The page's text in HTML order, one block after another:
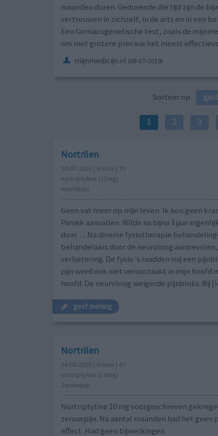
maanden duren. Gedurende die tijd zijn de
vertrouwen in zichzelf, in de arts en in een
Een farmacogenetische test, zoals de
om met grotere precisie het meest
mijnmedicijn.nl (08-07-2019)
Sorteer op
1 2 3
Nortrilen
30-07-2026 | Vrouw | 70
nortriptyline (25mg)
Hoofdpijn
Geen vat meer op mijn leven. Ik kon geen
Paniek aanvallen. Wilde na bijna 3 jaar
door…. Na diverse fysiotherapie
behandelaars door de neuroloog
verbetering. De fysio ‘s raadden mij een
pijn werd ook niet veroorzaakt in mijn hoofd
hoofd. De neuroloog weigerde pijnbloks. Bij
geef mening
Nortrilen
24-03-2026 | Vrouw | 47
nortriptyline (10mg)
Zenuwpijn
Nortriptyline 10 mg voorgeschreven
zenuwpijn. Na aantal maanden had het geen
effect. Had geen bijwerkingen.